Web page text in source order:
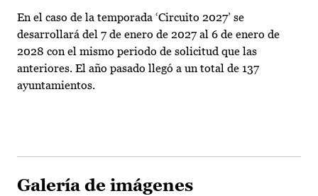
En el caso de la temporada ‘Circuito 2027’ se
desarrollará del 7 de enero de 2027 al 6 de enero de
2028 con el mismo periodo de solicitud que las
anteriores. El año pasado llegó a un total de 137
ayuntamientos.
Galería de imágenes